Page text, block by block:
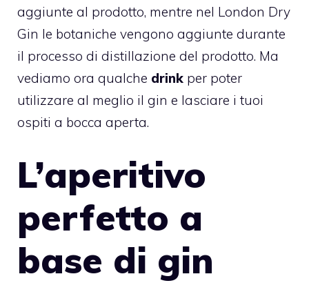
aggiunte al prodotto, mentre nel London Dry
Gin le botaniche vengono aggiunte durante
il processo di distillazione del prodotto. Ma
vediamo ora qualche drink per poter
utilizzare al meglio il gin e lasciare i tuoi
ospiti a bocca aperta.
L’aperitivo
perfetto a
base di gin